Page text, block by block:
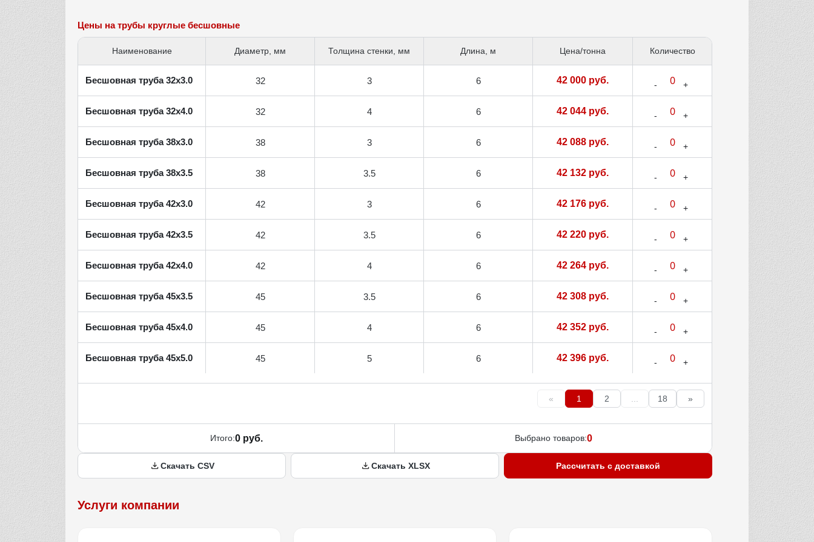
Цены на трубы круглые бесшовные
Наименование Диаметр, мм Толщина стенки, мм Длина, м Цена/тонна Количество
Бесшовная труба 32x3.0 32 3 6 42 000 руб.
Бесшовная труба 32x4.0 32 4 6 42 044 руб.
Бесшовная труба 38x3.0 38 3 6 42 088 руб.
Бесшовная труба 38x3.5 38 3.5 6 42 132 руб.
Бесшовная труба 42x3.0 42 3 6 42 176 руб.
Бесшовная труба 42x3.5 42 3.5 6 42 220 руб.
Бесшовная труба 42x4.0 42 4 6 42 264 руб.
Бесшовная труба 45x3.5 45 3.5 6 42 308 руб.
Бесшовная труба 45x4.0 45 4 6 42 352 руб.
Бесшовная труба 45x5.0 45 5 6 42 396 руб.
« 1 2 ... 18 »
Итого:0 руб. Выбрано товаров:0
Скачать CSV Скачать XLSX Рассчитать с доставкой
Услуги компании